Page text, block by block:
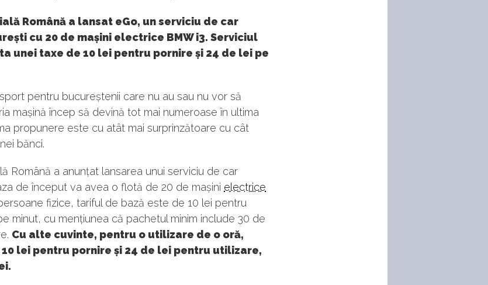
Română a lansat eGo, un serviciu de car
cu 20 de mașini electrice BMW i3. Serviciul
unei taxe de 10 lei pentru pornire și 24 de lei pe
pentru bucureștenii care nu au sau nu vor să
mașină încep să devină tot mai numeroase în ultima
propunere este cu atât mai surprinzătoare cu cât
bănci.
Română a anunțat lansarea unui serviciu de car
de început va avea o flotă de 20 de mașini electrice
fizice, tariful de bază este de 10 lei pentru
minut, cu mențiunea că pachetul minim include 30 de
Cu alte cuvinte, pentru o utilizare de o oră,
lei pentru pornire și 24 de lei pentru utilizare,